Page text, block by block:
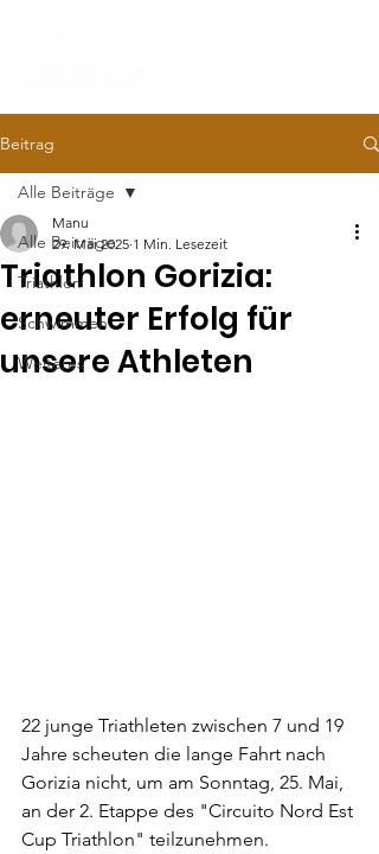
Beitrag
Alle Beiträge
Triathlon
Schwimmen
Weiteres
Alle Beiträge
Triathlon Gorizia:
erneuter Erfolg für
unsere Athleten
Manu
29. Mai 2025 1 Min. Lesezeit
22 junge Triathleten zwischen 7 und 19
Jahre scheuten die lange Fahrt nach
Gorizia nicht, um am Sonntag, 25. Mai,
an der 2. Etappe des "Circuito Nord Est
Cup Triathlon" teilzunehmen.